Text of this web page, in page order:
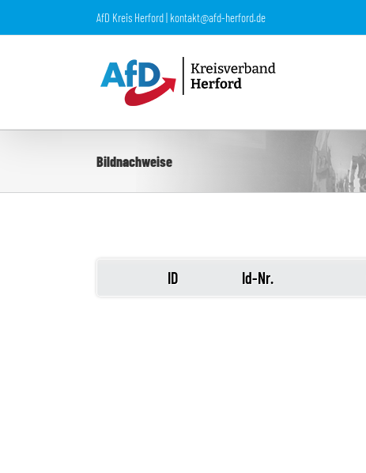
Inhalt
AfD Kreis Herford | kontakt@afd-herford.de
Bildnachweise
ID Id-Nr.